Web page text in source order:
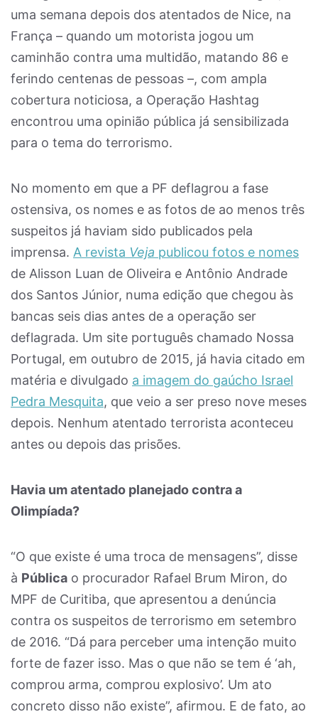
uma semana depois dos atentados de Nice, na
França – quando um motorista jogou um
caminhão contra uma multidão, matando 86 e
ferindo centenas de pessoas –, com ampla
cobertura noticiosa, a Operação Hashtag
encontrou uma opinião pública já sensibilizada
para o tema do terrorismo.
No momento em que a PF deflagrou a fase
ostensiva, os nomes e as fotos de ao menos três
suspeitos já haviam sido publicados pela
imprensa. A revista Veja publicou fotos e nomes
de Alisson Luan de Oliveira e Antônio Andrade
dos Santos Júnior, numa edição que chegou às
bancas seis dias antes de a operação ser
deflagrada. Um site português chamado Nossa
Portugal, em outubro de 2015, já havia citado em
matéria e divulgado a imagem do gaúcho Israel
Pedra Mesquita, que veio a ser preso nove meses
depois. Nenhum atentado terrorista aconteceu
antes ou depois das prisões.
Havia um atentado planejado contra a
Olimpíada?
“O que existe é uma troca de mensagens”, disse
à Pública o procurador Rafael Brum Miron, do
MPF de Curitiba, que apresentou a denúncia
contra os suspeitos de terrorismo em setembro
de 2016. “Dá para perceber uma intenção muito
forte de fazer isso. Mas o que não se tem é ‘ah,
comprou arma, comprou explosivo’. Um ato
concreto disso não existe”, afirmou. E de fato, ao